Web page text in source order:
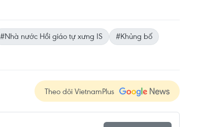
#Nhà nước Hồi giáo tự xưng IS
#Khủng bố
Theo dõi VietnamPlus